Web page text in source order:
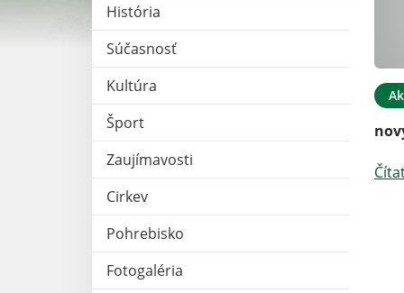
História
Súčasnosť
Kultúra
Šport
Zaujímavosti
Cirkev
Pohrebisko
Fotogaléria
12. APR 2024
vykurovacie obdobie 2016